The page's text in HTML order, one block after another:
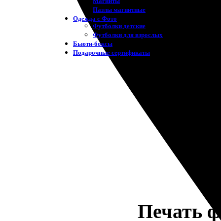
Пазлы магнитные
Одежда с Фото
Футболки детские
Футболки для взрослых
Бьюти-боксы
Подарочные сертификаты
Печать